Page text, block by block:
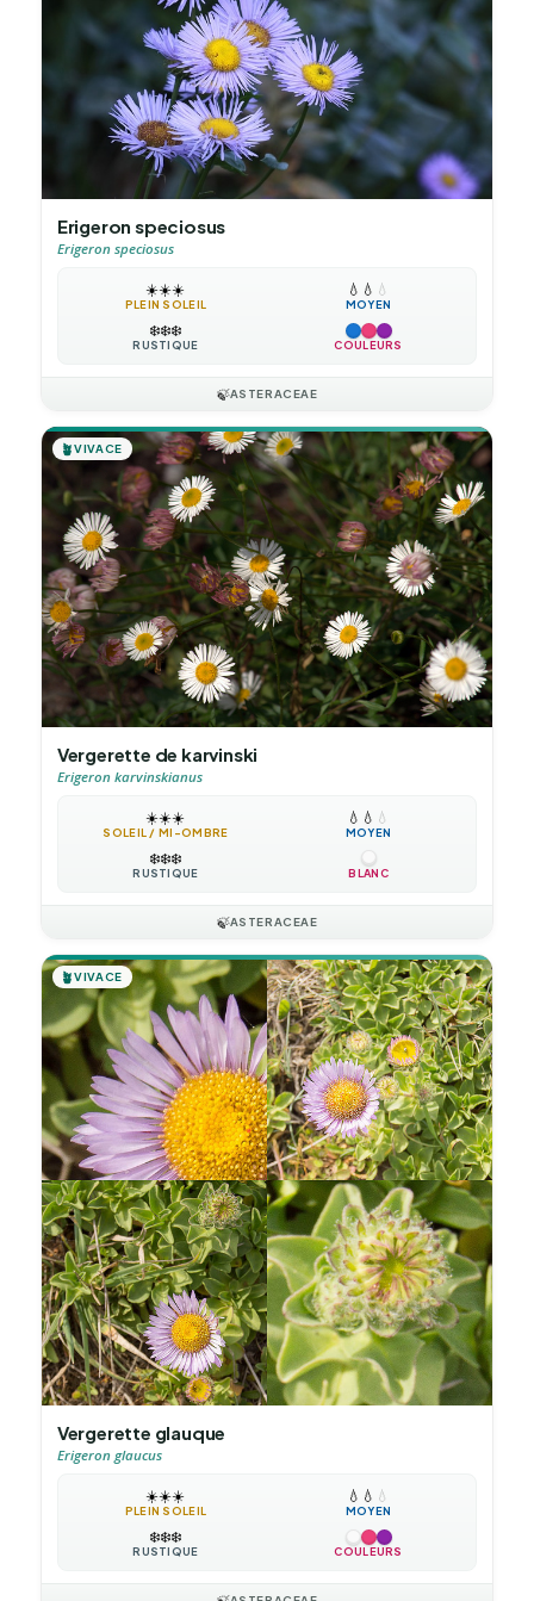
Erigeron speciosus
Erigeron speciosus
☀️☀️☀️
PLEIN SOLEIL
💧 💧 💧
MOYEN
❄️❄️❄️
RUSTIQUE COULEURS
🍃ASTERACEAE
🪴VIVACE
Vergerette de karvinski
Erigeron karvinskianus
☀️☀️☀️
SOLEIL / MI-OMBRE
💧 💧 💧
MOYEN
❄️❄️❄️
RUSTIQUE BLANC
🍃ASTERACEAE
🪴VIVACE
Vergerette glauque
Erigeron glaucus
☀️☀️☀️
PLEIN SOLEIL
💧 💧 💧
MOYEN
❄️❄️❄️
RUSTIQUE COULEURS